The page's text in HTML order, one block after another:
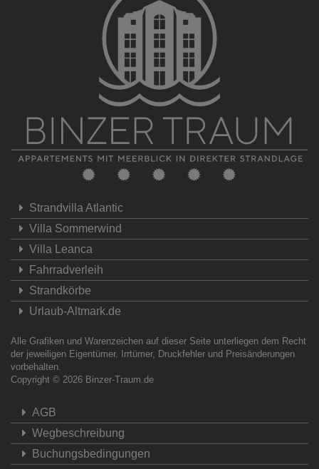
Strandvilla Atlantic
Villa Sommerwind
Villa Leanca
Fahrradverleih
Strandkörbe
Urlaub-Altmark.de
Alle Grafiken und Warenzeichen auf dieser Seite unterliegen dem Recht
der jeweiligen Eigentümer. Irrtümer, Druckfehler und Preisänderungen
vorbehalten.
Copyright © 2026 Binzer-Traum.de
AGB
Wegbeschreibung
Buchungsbedingungen